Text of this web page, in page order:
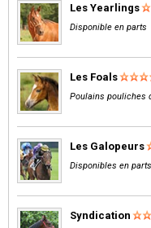
Les Yearlings
Disponible en parts
Les Foals
Poulains pouliches
Les Galopeurs
Disponibles en parts
Syndication